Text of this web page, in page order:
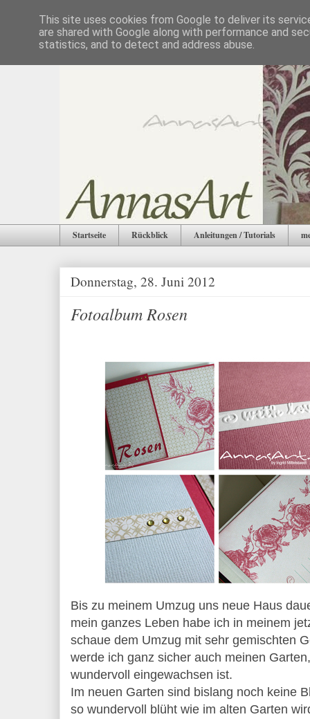
Startseite Rückblick Anleitungen / Tutorials
Donnerstag, 28. Juni 2012
Fotoalbum Rosen
Bis zu meinem Umzug uns neue Haus
mein ganzes Leben habe ich in meinem
schaue dem Umzug mit sehr gemischten
werde ich ganz sicher auch meinen
wundervoll eingewachsen ist.
Im neuen Garten sind bislang noch keine
so wundervoll blüht wie im alten Garten
This site uses cookies from Google to deliver its
are shared with Google along with performance and
statistics, and to detect and address abuse.